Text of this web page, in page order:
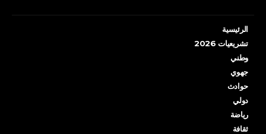
الرئيسية
تشريعيات 2026
وطني
جهوي
حوادث
دولي
رياضة
ثقافة